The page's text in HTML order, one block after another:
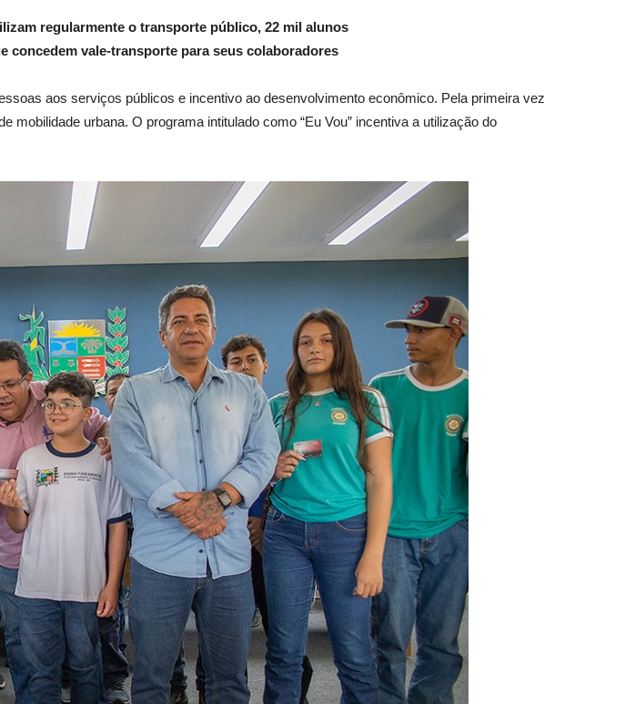
regularmente o transporte público, 22 mil alunos
concedem vale-transporte para seus colaboradores
aos serviços públicos e incentivo ao desenvolvimento econômico. Pela primeira vez
urbana. O programa intitulado como “Eu Vou” incentiva a utilização do